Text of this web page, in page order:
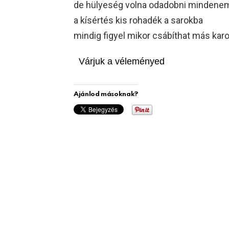
de hülyeség volna odadobni
a kísértés kis rohadék a sarokba
mindig figyel mikor csábíthat más
Várjuk a véleményed
Ajánlod másoknak?